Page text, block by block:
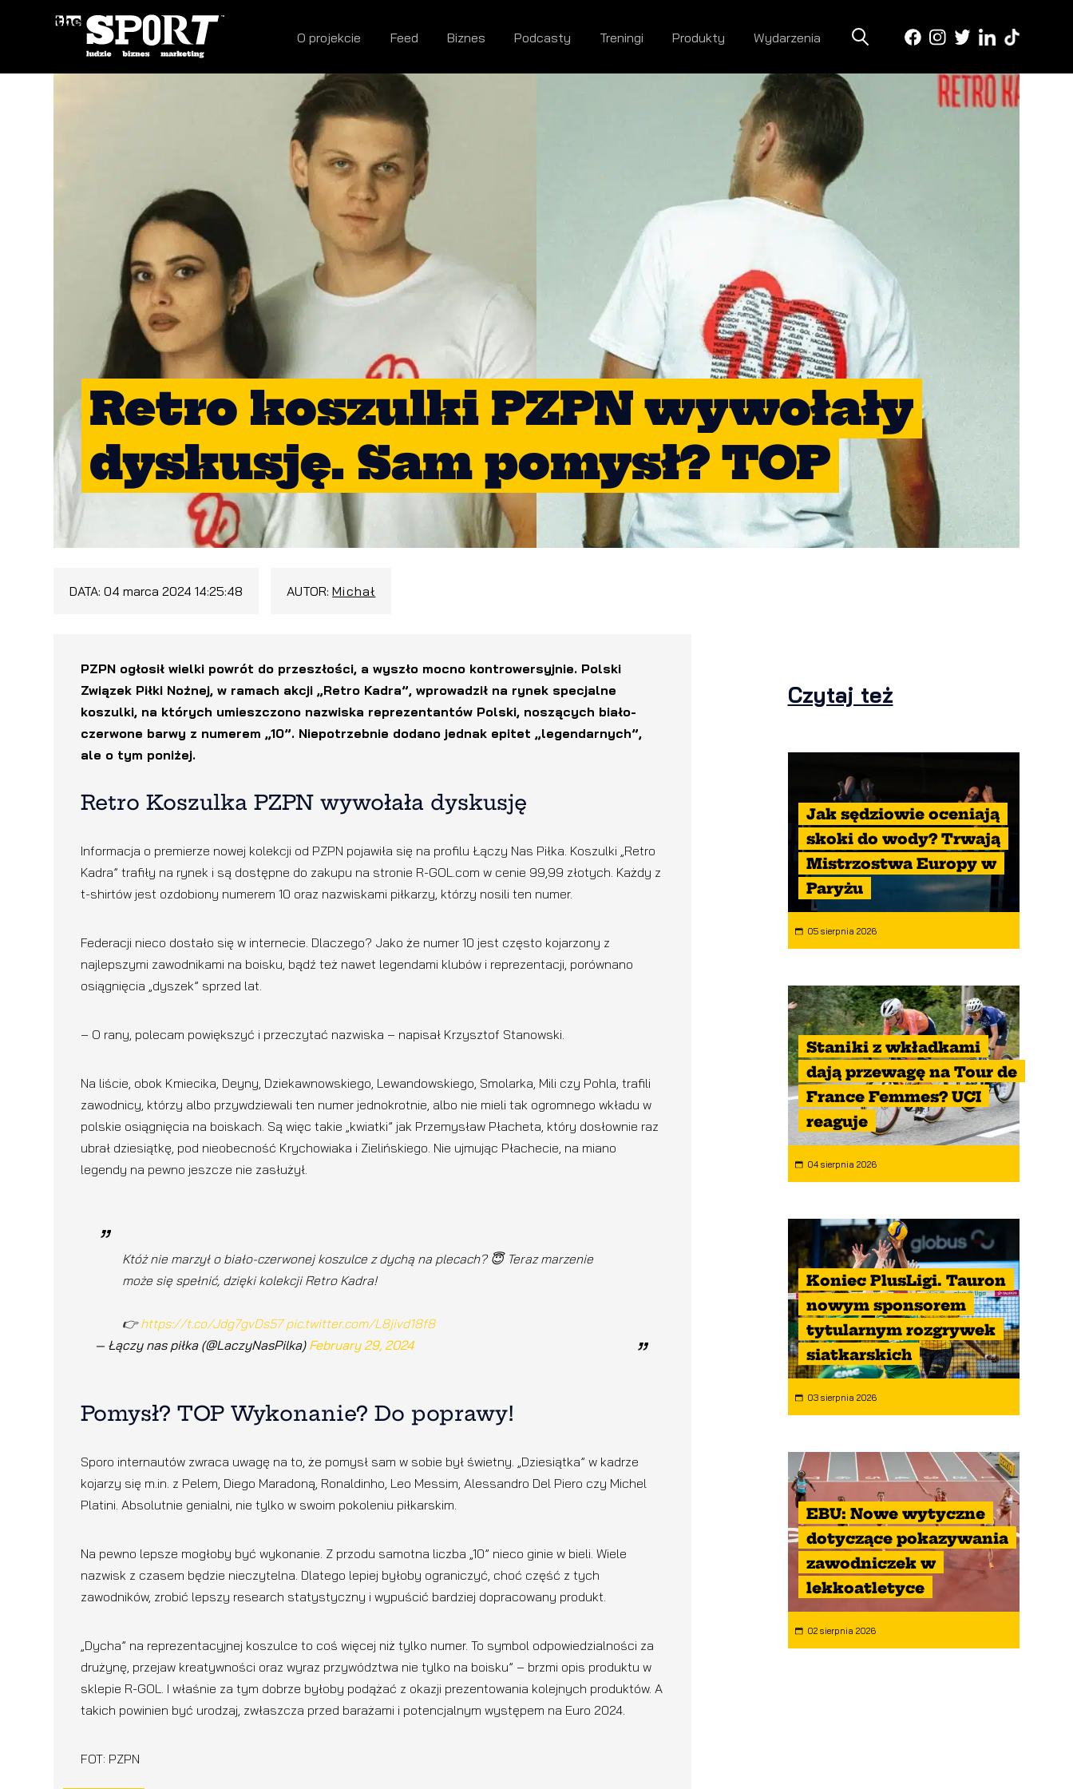
O projekcie Feed Biznes Podcasty Treningi Produkty Wydarzenia
Retro koszulki PZPN wywołały
dyskusję. Sam pomysł? TOP
DATA:04 marca 2024 14:25:48 AUTOR:Michał
PZPN ogłosił wielki powrót do przeszłości, a wyszło mocno kontrowersyjnie. Polski
Związek Piłki Nożnej, w ramach akcji „Retro Kadra”, wprowadził na rynek specjalne
koszulki, na których umieszczono nazwiska reprezentantów Polski, noszących biało-
czerwone barwy z numerem „10”. Niepotrzebnie dodano jednak epitet „legendarnych”,
ale o tym poniżej.
Retro Koszulka PZPN wywołała dyskusję
Informacja o premierze nowej kolekcji od PZPN pojawiła się na profilu Łączy Nas Piłka. Koszulki „Retro
Kadra” trafiły na rynek i są dostępne do zakupu na stronie R-GOL.com w cenie 99,99 złotych. Każdy z
t-shirtów jest ozdobiony numerem 10 oraz nazwiskami piłkarzy, którzy nosili ten numer.
Federacji nieco dostało się w internecie. Dlaczego? Jako że numer 10 jest często kojarzony z
najlepszymi zawodnikami na boisku, bądź też nawet legendami klubów i reprezentacji, porównano
osiągnięcia „dyszek” sprzed lat.
– O rany, polecam powiększyć i przeczytać nazwiska – napisał Krzysztof Stanowski.
Na liście, obok Kmiecika, Deyny, Dziekawnowskiego, Lewandowskiego, Smolarka, Mili czy Pohla, trafili
zawodnicy, którzy albo przywdziewali ten numer jednokrotnie, albo nie mieli tak ogromnego wkładu w
polskie osiągnięcia na boiskach. Są więc takie „kwiatki” jak Przemysław Płacheta, który dosłownie raz
ubrał dziesiątkę, pod nieobecność Krychowiaka i Zielińskiego. Nie ujmując Płachecie, na miano
legendy na pewno jeszcze nie zasłużył.
Któż nie marzył o biało-czerwonej koszulce z dychą na plecach? 😇 Teraz marzenie
może się spełnić, dzięki kolekcji Retro Kadra!
👉https://t.co/Jdg7gvDs57 pic.twitter.com/L8jivd18f8
— Łączy nas piłka (@LaczyNasPilka) February 29, 2024
Pomysł? TOP Wykonanie? Do poprawy!
Sporo internautów zwraca uwagę na to, że pomysł sam w sobie był świetny. „Dziesiątka” w kadrze
kojarzy się m.in. z Pelem, Diego Maradoną, Ronaldinho, Leo Messim, Alessandro Del Piero czy Michel
Platini. Absolutnie genialni, nie tylko w swoim pokoleniu piłkarskim.
Na pewno lepsze mogłoby być wykonanie. Z przodu samotna liczba „10” nieco ginie w bieli. Wiele
nazwisk z czasem będzie nieczytelna. Dlatego lepiej byłoby ograniczyć, choć część z tych
zawodników, zrobić lepszy research statystyczny i wypuścić bardziej dopracowany produkt.
„Dycha” na reprezentacyjnej koszulce to coś więcej niż tylko numer. To symbol odpowiedzialności za
drużynę, przejaw kreatywności oraz wyraz przywództwa nie tylko na boisku” – brzmi opis produktu w
sklepie R-GOL. I właśnie za tym dobrze byłoby podążać z okazji prezentowania kolejnych produktów. A
takich powinien być urodzaj, zwłaszcza przed barażami i potencjalnym występem na Euro 2024.
FOT: PZPN
Czytaj też
Jak sędziowie oceniają
skoki do wody? Trwają
Mistrzostwa Europy w
Paryżu
05 sierpnia 2026
Staniki z wkładkami
dają przewagę na Tour de
France Femmes? UCI
reaguje
04 sierpnia 2026
Koniec PlusLigi. Tauron
nowym sponsorem
tytularnym rozgrywek
siatkarskich
03 sierpnia 2026
EBU: Nowe wytyczne
dotyczące pokazywania
zawodniczek w
lekkoatletyce
02 sierpnia 2026